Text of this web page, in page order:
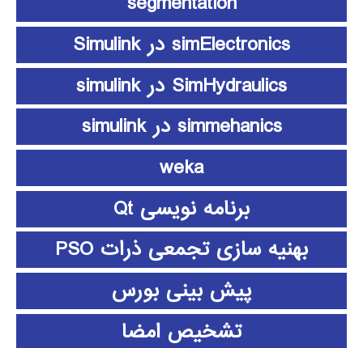
simElectronics در Simulink
SimHydraulics در simulink
simmehanics در simulink
weka
برنامه نویسی Qt
بهنیه سازی تجمعی ذرات PSO
پیش بینی بورس
تشخیص امضا